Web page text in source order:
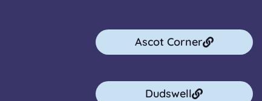
Ascot Corner
Dudswell